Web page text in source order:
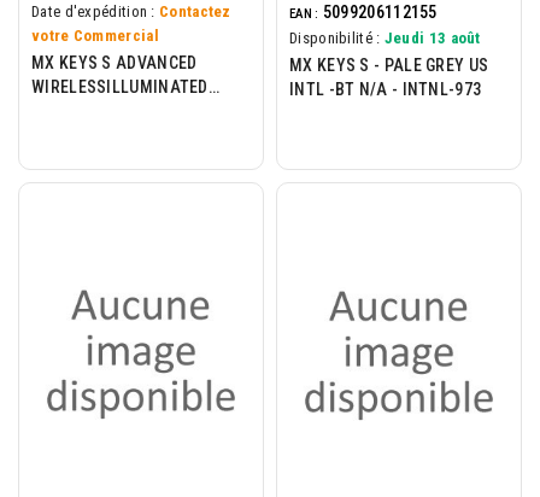
Date d'expédition : Contactez
votre Commercial
MX KEYS S ADVANCED
WIRELESSILLUMINATED
EAN : 5099206112155
Disponibilité : Jeudi 13 août
MX KEYS S - PALE GREY US
INTL -BT N/A - INTNL-973